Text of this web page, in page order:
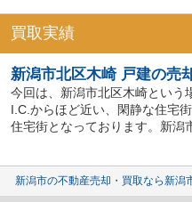
買取実績
新潟市北区木崎 戸建の売
今回は、新潟市北区木崎という
I.C.からほど近い、閑静な住宅
住宅街となっております。新潟
新潟市の不動産売却・買取なら新潟